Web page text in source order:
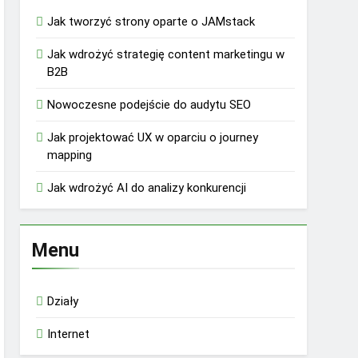
Jak tworzyć strony oparte o JAMstack
Jak wdrożyć strategię content marketingu w
B2B
Nowoczesne podejście do audytu SEO
Jak projektować UX w oparciu o journey
mapping
Jak wdrożyć AI do analizy konkurencji
Menu
Działy
Internet